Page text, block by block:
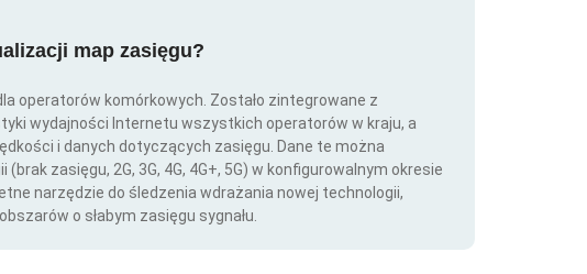
map zasięgu?
operatorów komórkowych. Zostało zintegrowane z
wydajności Internetu wszystkich operatorów w kraju, a
i danych dotyczących zasięgu. Dane te można
zasięgu, 2G, 3G, 4G, 4G+, 5G) w konfigurowalnym okresie
narzędzie do śledzenia wdrażania nowej technologii,
o słabym zasięgu sygnału.